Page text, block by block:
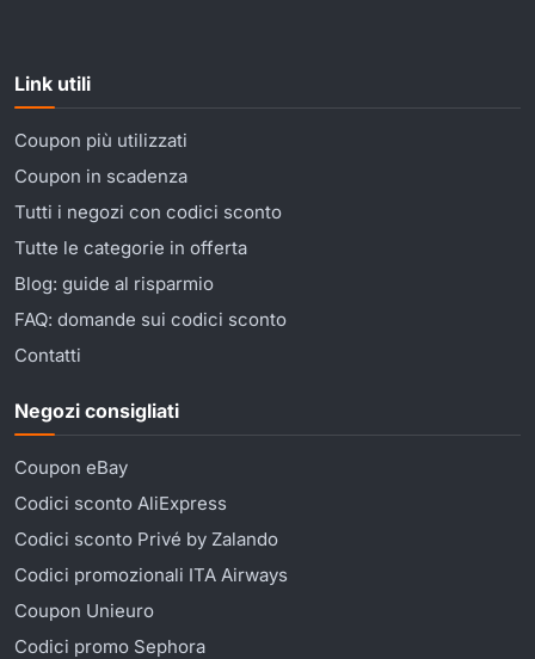
Link utili
Coupon più utilizzati
Coupon in scadenza
Tutti i negozi con codici sconto
Tutte le categorie in offerta
Blog: guide al risparmio
FAQ: domande sui codici sconto
Contatti
Negozi consigliati
Coupon eBay
Codici sconto AliExpress
Codici sconto Privé by Zalando
Codici promozionali ITA Airways
Coupon Unieuro
Codici promo Sephora